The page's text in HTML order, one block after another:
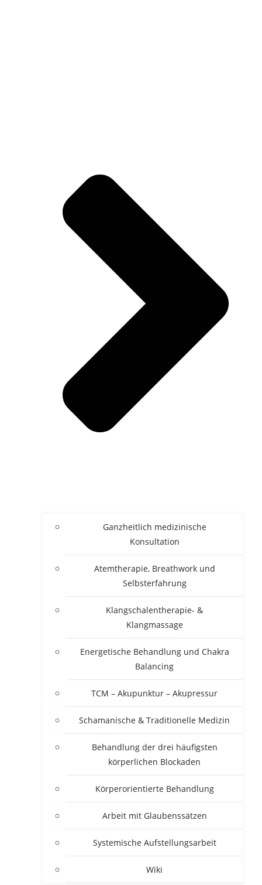
Ganzheitlich medizinische
Konsultation
Atemtherapie, Breathwork und
Selbsterfahrung
Klangschalentherapie- &
Klangmassage
Energetische Behandlung und Chakra
Balancing
TCM – Akupunktur – Akupressur
Schamanische & Traditionelle Medizin
Behandlung der drei häufigsten
körperlichen Blockaden
Körperorientierte Behandlung
Arbeit mit Glaubenssätzen
Systemische Aufstellungsarbeit
Wiki